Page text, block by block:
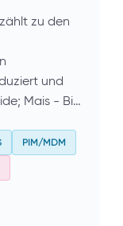
zu den
und
Mais - Bi…
PIM/MDM